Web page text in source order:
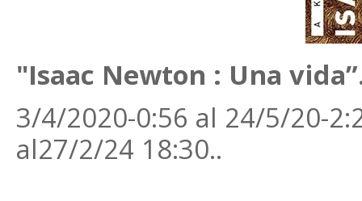
"Isaac Newton : Una
3/4/2020-0:56 al 24/5/20-
al27/2/24 18:30..